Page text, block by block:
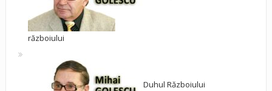
războiului
Duhul Războiului